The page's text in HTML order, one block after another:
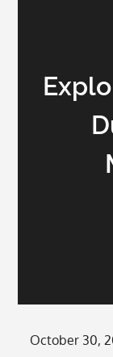
Posted
October 30,